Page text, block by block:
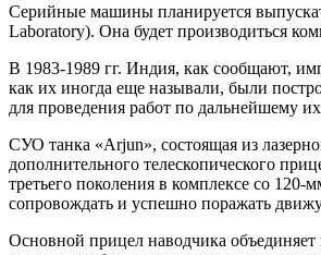
Серийные машины планируется
Laboratory). Она будет производиться
В 1983-1989 гг. Индия, как сообщают,
как их иногда еще называли, были
для проведения работ по
СУО танка «Arjun», состоящая из
дополнительного телескопического
третьего поколения в комплексе со
сопровождать и успешно поражать
Основной прицел наводчика